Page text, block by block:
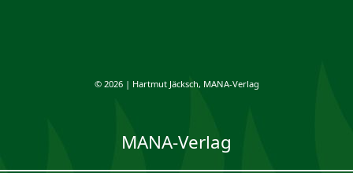
© 2026 | Hartmut Jäcksch, MANA-Verlag
MANA-Verlag